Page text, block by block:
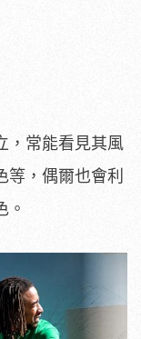
，常能看見其風
，偶爾也會利
。